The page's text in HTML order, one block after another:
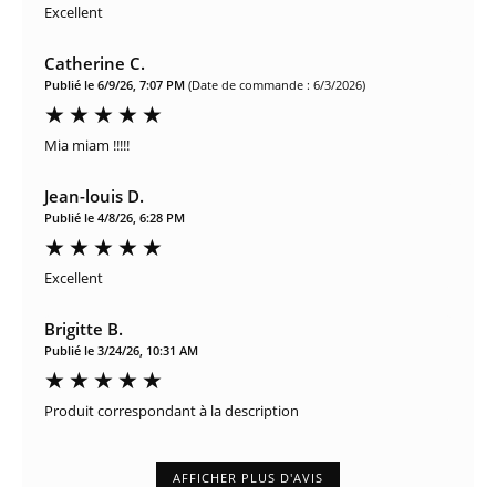
Excellent
Catherine C.
Publié le 6/9/26, 7:07 PM (Date de commande : 6/3/2026)
Mia miam !!!!!
Jean-louis D.
Publié le 4/8/26, 6:28 PM
Excellent
Brigitte B.
Publié le 3/24/26, 10:31 AM
Produit correspondant à la description
AFFICHER PLUS D'AVIS